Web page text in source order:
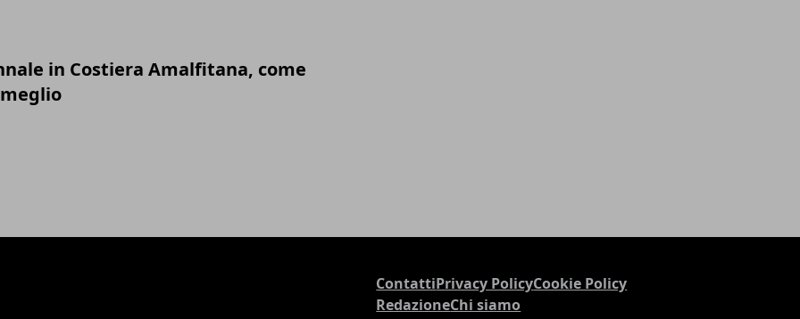
in Costiera Amalfitana, come
ContattiPrivacy PolicyCookie Policy
RedazioneChi siamo